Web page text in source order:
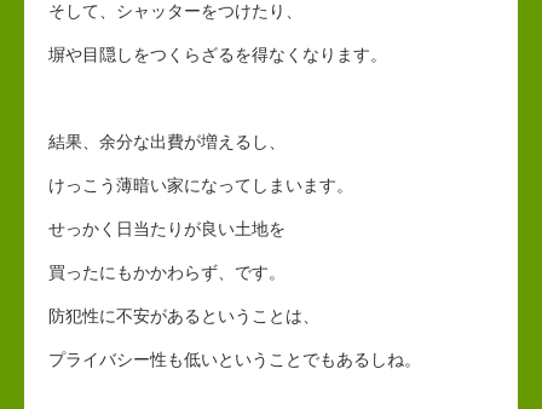
そして、シャッターをつけたり、
塀や目隠しをつくらざるを得なくなります。
結果、余分な出費が増えるし、
けっこう薄暗い家になってしまいます。
せっかく日当たりが良い土地を
買ったにもかかわらず、です。
防犯性に不安があるということは、
プライバシー性も低いということでもあるしね。